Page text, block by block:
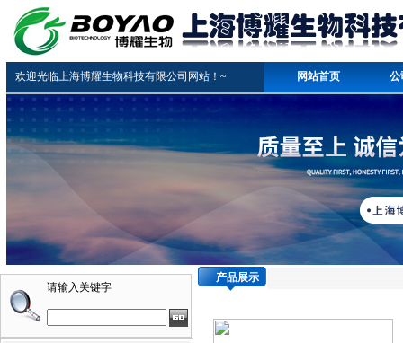
欢迎光临上海博耀生物科技有限公司网站！~ 网站首页 公
请输入关键字
产品展示